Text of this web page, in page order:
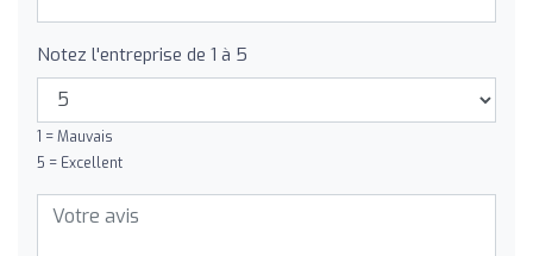
Notez l'entreprise de 1 à 5
1 = Mauvais
5 = Excellent